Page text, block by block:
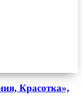
Красотка»,